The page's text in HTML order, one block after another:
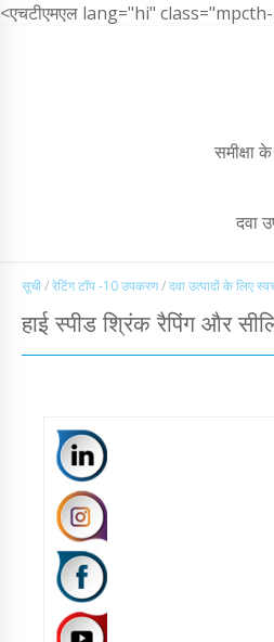
<एचटीएमएल lang="hi"
समीक्षा
दवा
सूची/रेटिंग टॉप -10 उपकरण/दवा उत्पादों के लिए
हाई स्पीड श्रिंक रैपिंग और